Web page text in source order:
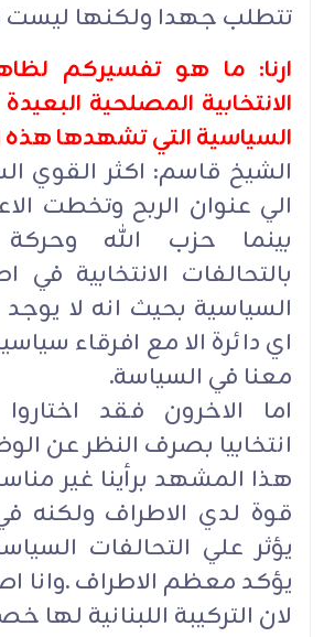
تتطلب جهدا ولكنها
ارنا: ما هو تفسيركم
الانتخابية المصلحية
السياسية التي تشهدها هذه
الشيخ قاسم: اكثر القوي
الي عنوان الربح وتخطت
بينما حزب الله وحركة
بالتحالفات الانتخابية في
السياسية بحيث انه لا
اي دائرة الا مع افرقاء
معنا في السياسة.
اما الاخرون فقد
انتخابيا بصرف النظر عن
هذا المشهد برأينا غير
قوة لدي الاطراف ولكنه
يؤثر علي التحالفات
يؤكد معظم الاطراف .وانا
لان التركيبة اللبنانية لها